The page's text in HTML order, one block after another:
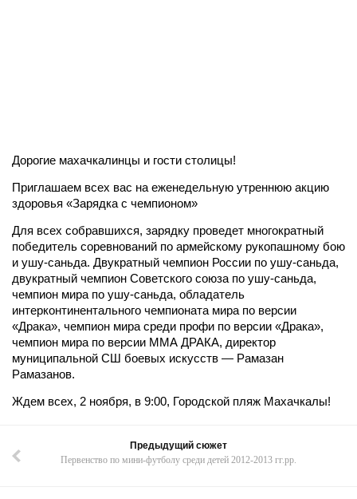
Дорогие махачкалинцы и гости столицы!
Приглашаем всех вас на еженедельную утреннюю акцию
здоровья «Зарядка с чемпионом»
Для всех собравшихся, зарядку проведет многократный
победитель соревнований по армейскому рукопашному бою
и ушу-саньда. Двукратный чемпион России по ушу-саньда,
двукратный чемпион Советского союза по ушу-саньда,
чемпион мира по ушу-саньда, обладатель
интерконтинентального чемпионата мира по версии
«Драка», чемпион мира среди профи по версии «Драка»,
чемпион мира по версии ММА ДРАКА, директор
муниципальной СШ боевых искусств — Рамазан
Рамазанов.
Ждем всех, 2 ноября, в 9:00, Городской пляж Махачкалы!
Предыдущий сюжет
Первенство по мини-футболу среди детей 2012-2013 гг.рр.